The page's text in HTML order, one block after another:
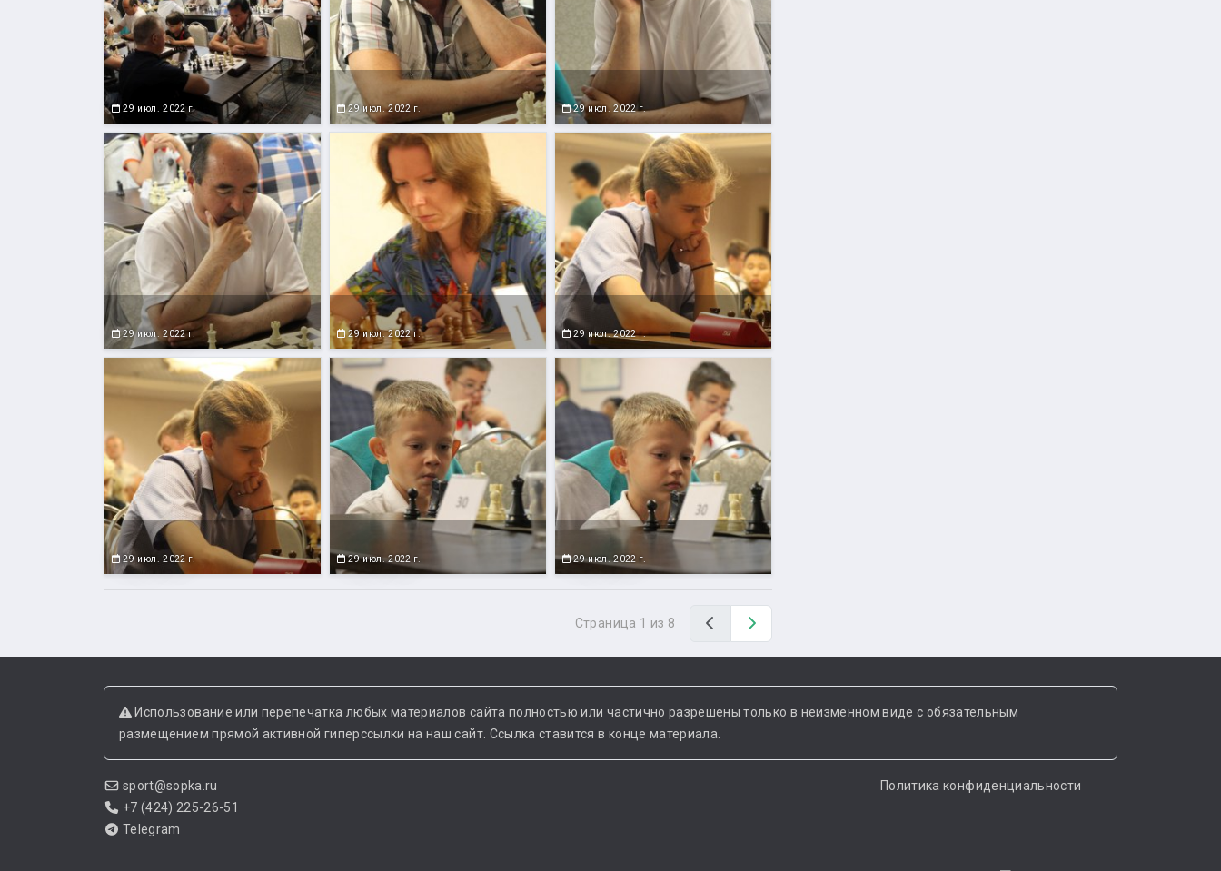
29 июл. 2022 г. 29 июл. 2022 г. 29 июл. 2022 г.
29 июл. 2022 г. 29 июл. 2022 г. 29 июл. 2022 г.
29 июл. 2022 г. 29 июл. 2022 г. 29 июл. 2022 г.
Страница 1 из 8 Назад
Использование или перепечатка любых материалов сайта полностью или частично разрешены только в неизменном виде с обязательным
размещением прямой активной гиперссылки на наш сайт. Ссылка ставится в конце материала.
sport@sopka.ru
+7 (424) 225-26-51
Telegram
Политика конфиденциальности